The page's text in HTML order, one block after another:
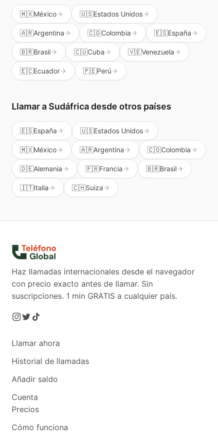
🇲🇽México 🇺🇸Estados Unidos
🇦🇷Argentina 🇨🇴Colombia 🇪🇸España
🇧🇷Brasil 🇨🇺Cuba 🇻🇪Venezuela
🇪🇨Ecuador 🇵🇪Perú
Llamar a Sudáfricadesde otros países
🇪🇸España 🇺🇸Estados Unidos
🇲🇽México 🇦🇷Argentina 🇨🇴Colombia
🇩🇪Alemania 🇫🇷Francia 🇧🇷Brasil
🇮🇹Italia 🇨🇭Suiza
Haz llamadas internacionales desde el navegador
con precio exacto antes de llamar. Sin
suscripciones. 1 min GRATIS a cualquier país.
Llamar ahora
Historial de llamadas
Añadir saldo
Cuenta
Precios
Cómo funciona